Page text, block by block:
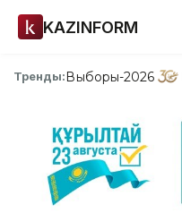
KAZINFORM
Тренды:Выборы-2026